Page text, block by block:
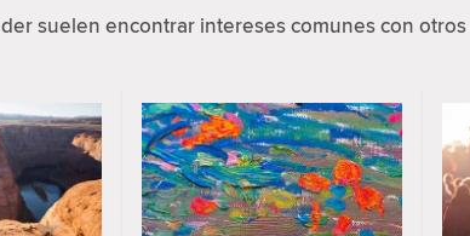
suelen encontrar intereses comunes con